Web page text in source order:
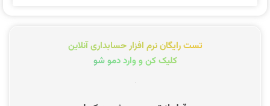
تست رایگان نرم افزار حسابداری آنلاین
کلیک کن و وارد دمو شو